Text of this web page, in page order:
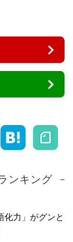
ンキング
化力」がグンと